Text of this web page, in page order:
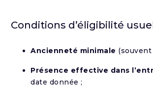
Conditions d’éligibilité
Ancienneté minimale (souvent
Présence effective dans
date donnée ;